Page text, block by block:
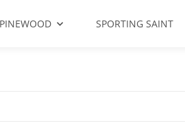
PINEWOOD SPORTING SAINT